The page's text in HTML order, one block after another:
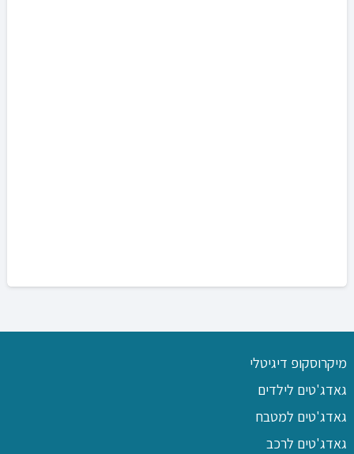
מיקרוסקופ דיגיטלי
גאדג'טים לילדים
גאדג'טים למטבח
גאדג'טים לרכב